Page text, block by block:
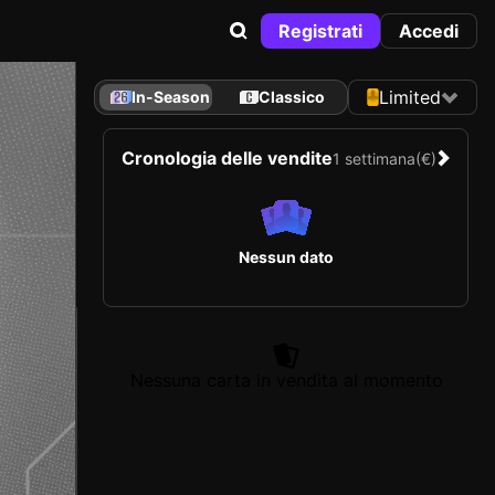
Registrati Accedi
In-Season Classico Limited
Cronologia delle vendite1 settimana(€)
Nessun dato